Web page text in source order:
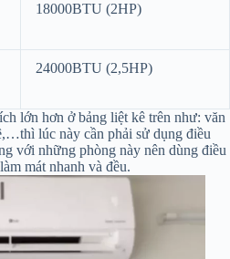
18000BTU (2HP)
24000BTU (2,5HP)
lớn hơn ở bảng liệt kê trên như: văn
lúc này cần phải sử dụng điều
với những phòng này nên dùng điều
mát nhanh và đều.